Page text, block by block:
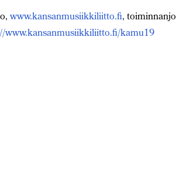
www.kansanmusiikkiliitto.fi,
www.kansanmusiikkiliitto.fi/kamu19